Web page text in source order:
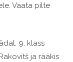
Vaata pilte
9. klass
ja rääkis